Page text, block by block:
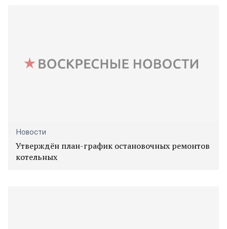
Новости
Утверждён план-график остановочных ремонтов
котельных